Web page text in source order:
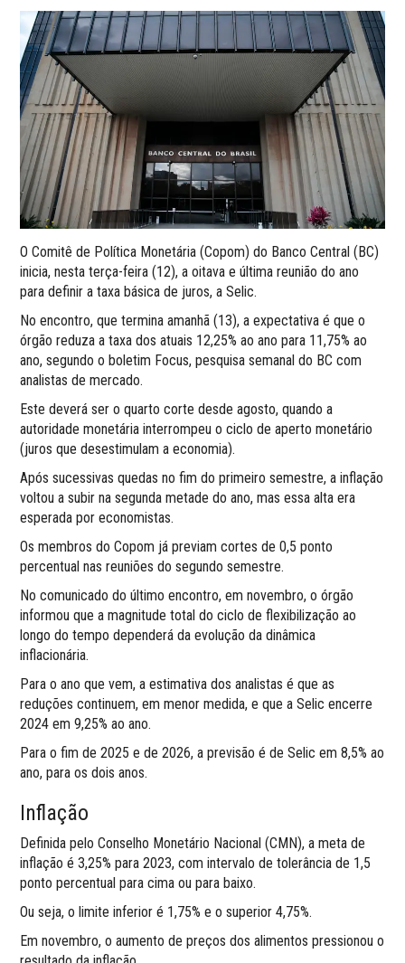
O Comitê de Política Monetária (Copom) do Banco Central (BC)
inicia, nesta terça-feira (12), a oitava e última reunião do ano
para definir a taxa básica de juros, a Selic.
No encontro, que termina amanhã (13), a expectativa é que o
órgão reduza a taxa dos atuais 12,25% ao ano para 11,75% ao
ano, segundo o boletim Focus, pesquisa semanal do BC com
analistas de mercado.
Este deverá ser o quarto corte desde agosto, quando a
autoridade monetária interrompeu o ciclo de aperto monetário
(juros que desestimulam a economia).
Após sucessivas quedas no fim do primeiro semestre, a inflação
voltou a subir na segunda metade do ano, mas essa alta era
esperada por economistas.
Os membros do Copom já previam cortes de 0,5 ponto
percentual nas reuniões do segundo semestre.
No comunicado do último encontro, em novembro, o órgão
informou que a magnitude total do ciclo de flexibilização ao
longo do tempo dependerá da evolução da dinâmica
inflacionária.
Para o ano que vem, a estimativa dos analistas é que as
reduções continuem, em menor medida, e que a Selic encerre
2024 em 9,25% ao ano.
Para o fim de 2025 e de 2026, a previsão é de Selic em 8,5% ao
ano, para os dois anos.
Inflação
Definida pelo Conselho Monetário Nacional (CMN), a meta de
inflação é 3,25% para 2023, com intervalo de tolerância de 1,5
ponto percentual para cima ou para baixo.
Ou seja, o limite inferior é 1,75% e o superior 4,75%.
Em novembro, o aumento de preços dos alimentos pressionou o